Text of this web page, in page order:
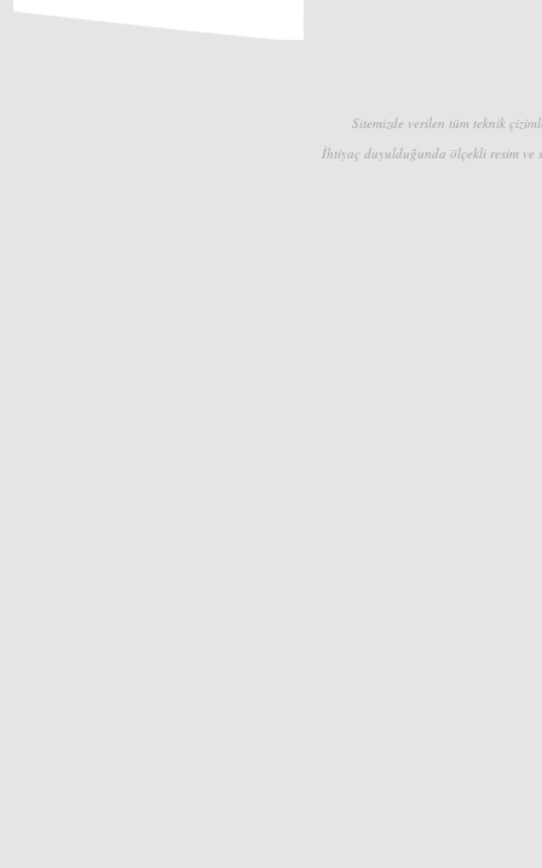
Sitemizde verilen tüm teknik
İhtiyaç duyulduğunda ölçekli resim ve